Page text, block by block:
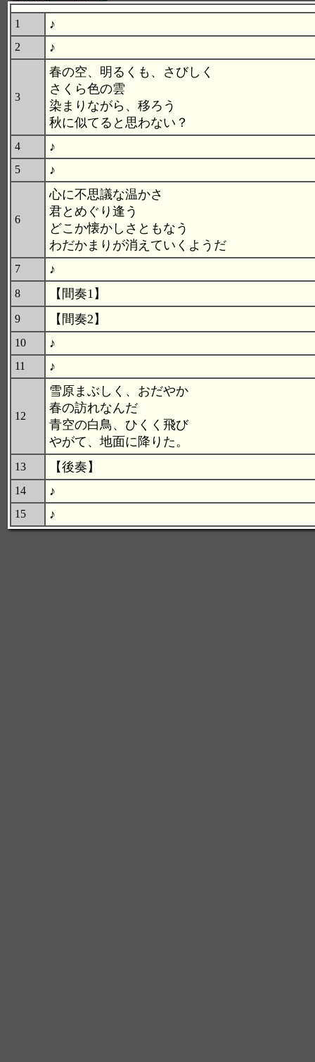
1 ♪
2 ♪
3
春の空、明るくも、さびしく
さくら色の雲
染まりながら、移ろう
秋に似てると思わない？
4 ♪
5 ♪
6
心に不思議な温かさ
君とめぐり逢う
どこか懐かしさともなう
わだかまりが消えていくようだ
7 ♪
8 【間奏1】
9 【間奏2】
10 ♪
11 ♪
12
雪原まぶしく、おだやか
春の訪れなんだ
青空の白鳥、ひくく飛び
やがて、地面に降りた。
13 【後奏】
14 ♪
15 ♪